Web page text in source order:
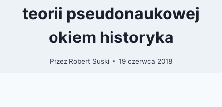
teorii pseudonaukowej
okiem historyka
Przez Robert Suski 19 czerwca 2018